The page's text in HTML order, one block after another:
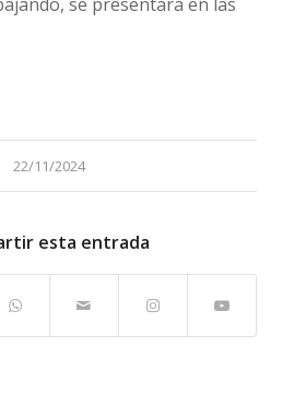
22/11/2024
esta entrada